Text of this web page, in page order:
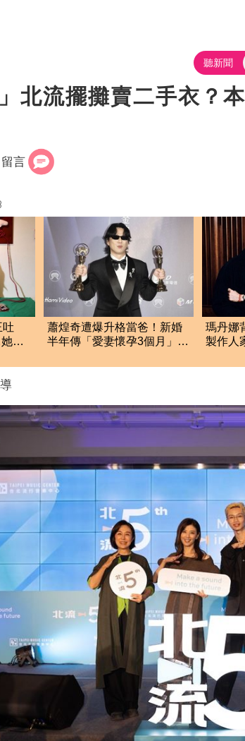
聽新聞
」北流擺攤賣二手衣
留言
吐
揭
蕭煌奇遭爆升格當爸！新婚
半年傳「愛妻懷孕3個月」本
瑪丹娜
製作人